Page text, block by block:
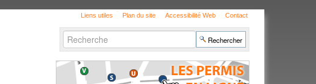
Liens utiles Plan du site Accessibilité Web Contact
Chercher par
avancée…